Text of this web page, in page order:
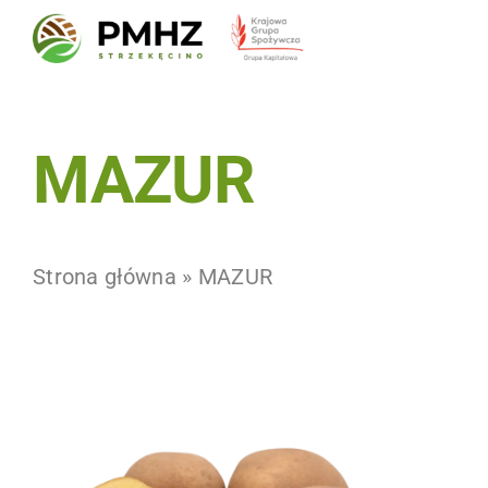
Skip
MAZUR
Strona główna » MAZUR